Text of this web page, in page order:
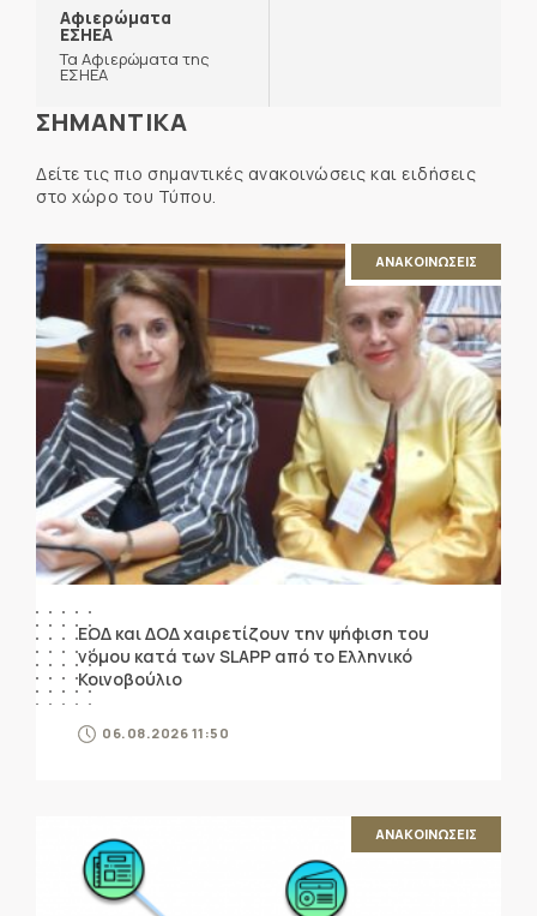
Αφιερώματα
ΕΣΗΕΑ
Τα Αφιερώματα της
ΕΣΗΕΑ
ΣΗΜΑΝΤΙΚΑ
Δείτε τις πιο σημαντικές ανακοινώσεις και ειδήσεις
στο χώρο του Τύπου.
ΑΝΑΚΟΙΝΩΣΕΙΣ
ΕΟΔ και ΔΟΔ χαιρετίζουν την ψήφιση του
νόμου κατά των SLAPP από το Ελληνικό
Κοινοβούλιο
06.08.2026 11:50
ΑΝΑΚΟΙΝΩΣΕΙΣ